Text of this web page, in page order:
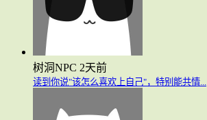
树洞NPC 2天前
读到你说"该怎么喜欢上自己"，特别能共情...